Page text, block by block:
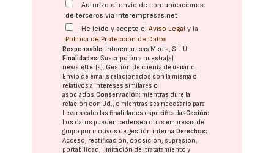
Autorizo el envío de comunicaciones
de terceros vía interempresas.net
He leído y acepto elAviso Legal y la
Política de Protección de Datos
Responsable: Interempresas Media, S.L.U.
Finalidades: Suscripción a nuestra(s)
newsletter(s). Gestión de cuenta de usuario.
Envío de emails relacionados con la misma o
relativos a intereses similares o
asociados.Conservación: mientras dure la
relación con Ud., o mientras sea necesario para
llevar a cabo las finalidades especificadasCesión:
Los datos pueden cederse a otras empresas del
grupo por motivos de gestión interna. Derechos:
Acceso, rectificación, oposición, supresión,
portabilidad, limitación del tratatamiento y